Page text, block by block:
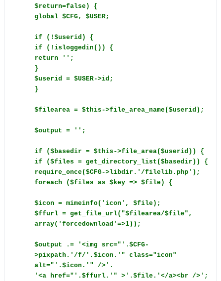
$return=false) {
global $CFG, $USER;
if (!$userid) {
if (!isloggedin()) {
return '';
}
$userid = $USER->id;
}
$filearea = $this->file_area_name($userid);
$output = '';
if ($basedir = $this->file_area($userid)) {
if ($files = get_directory_list($basedir)) {
require_once($CFG->libdir.'/filelib.php');
foreach ($files as $key => $file) {
$icon = mimeinfo('icon', $file);
$ffurl = get_file_url("$filearea/$file",
array('forcedownload'=>1));
$output .= '<img src="'.$CFG-
>pixpath.'/f/'.$icon.'" class="icon"
alt="'.$icon.'" />'.
'<a href="'.$ffurl.'" >'.$file.'</a><br />';